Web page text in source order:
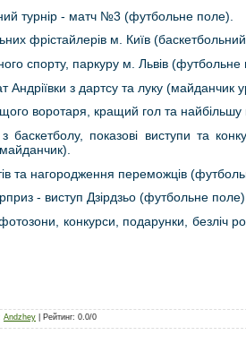
турнір - матч №3 (футбольне поле).
фрістайлерів м. Київ
спорту, паркуру м. Львів (футбольне
Андріївки з дартсу та луку (майданчик
воротаря, кращий гол та найбільшу
баскетболу, показові виступи та
та нагородження переможців
- виступ Дзірдзьо (футбольне поле).
конкурси, подарунки, безліч
Andzhey Рейтинг: 0.0/0